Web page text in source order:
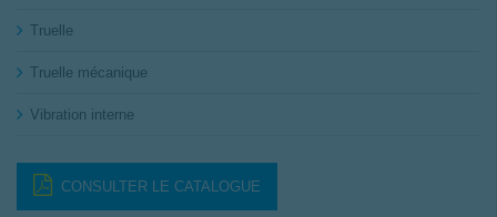
Truelle
Truelle mécanique
Vibration interne
CONSULTER LE CATALOGUE